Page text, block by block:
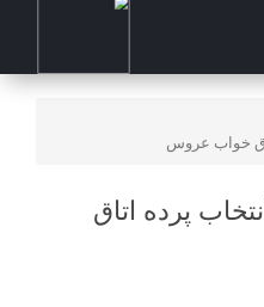
خواب عروس
پرده اتاق